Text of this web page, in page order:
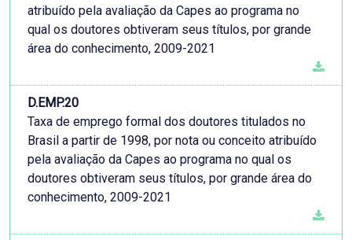
atribuído pela avaliação da Capes ao programa no
qual os doutores obtiveram seus títulos, por grande
área do conhecimento, 2009-2021
D.EMP.20
Taxa de emprego formal dos doutores titulados no
Brasil a partir de 1998, por nota ou conceito atribuído
pela avaliação da Capes ao programa no qual os
doutores obtiveram seus títulos, por grande área do
conhecimento, 2009-2021